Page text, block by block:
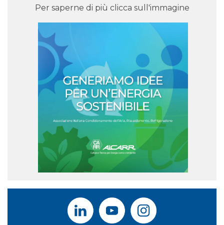
Per saperne di più clicca sull'immagine